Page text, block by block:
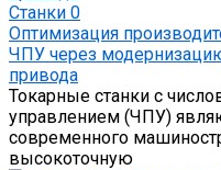
Станки 0
Оптимизация
ЧПУ через
привода
Токарные станки с
управлением (ЧПУ)
современного
высокоточную